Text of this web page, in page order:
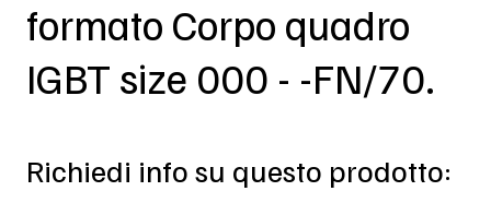
formato Corpo quadro
IGBT size 000 - -FN/70.
Richiedi info su questo prodotto: